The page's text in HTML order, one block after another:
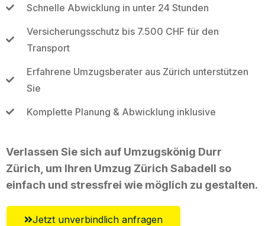
Schnelle Abwicklung in unter 24 Stunden
Versicherungsschutz bis 7.500 CHF für den
Transport
Erfahrene Umzugsberater aus Zürich unterstützen
Sie
Komplette Planung & Abwicklung inklusive
Verlassen Sie sich auf Umzugskönig Durr
Zürich, um Ihren Umzug Zürich Sabadell so
einfach und stressfrei wie möglich zu gestalten.
Jetzt unverbindlich anfragen